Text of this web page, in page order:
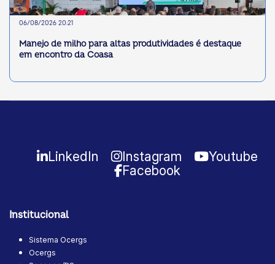
06/08/2026 20:21
Manejo de milho para altas produtividades é destaque
em encontro da Coasa
LinkedIn Instagram
Youtube
Facebook
Institucional
Sistema Ocergs
Ocergs